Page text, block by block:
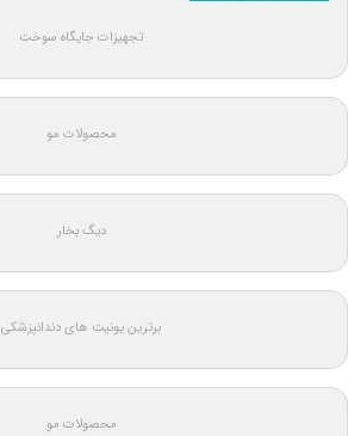
تجهیزات جایگاه سوخت
محصولات مو
دیگ بخار
برترین یونیت های دندانپزشکی
محصولات مو